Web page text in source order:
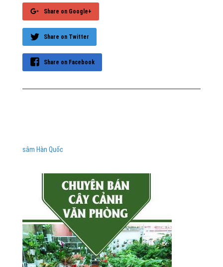
Share on Google+
Share on Twitter
Share on Facebook
sâm Hàn Quốc